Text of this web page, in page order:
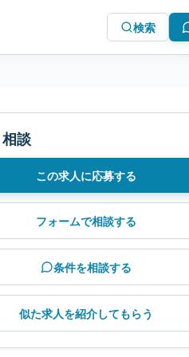
検索
談
この求人に応募する
フォームで相談する
条件を相談する
似た求人を紹介してもらう